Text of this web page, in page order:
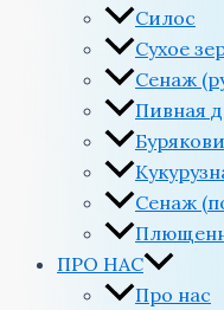
Силос
Сухое
Сенаж
Пивная
Сенаж
ПРО НАС
Про нас